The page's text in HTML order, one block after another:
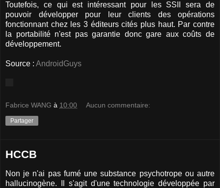
Toutefois, ce qui est intéressant pour les SSII sera de
pouvoir développer pour leur clients des opérations
fonctionnant chez les 3 éditeurs cités plus haut. Par contre
la portabilité n'est pas garantie donc gare aux coûts de
développement.
Source : AndroidGuys
Fabrice WANG à 10:00 Aucun commentaire:
Partager
HCCB
Non je n'ai pas fumé une substance psychotrope ou autre
hallucinogène. Il s'agit d'une technologie développée par